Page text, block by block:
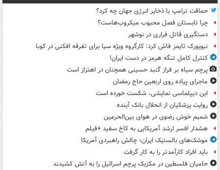
حماقت ترامپ با ذخایر انرژی جهان چه کرد؟
چرا تابستان فصل محبوب میکروب‌هاست؟
دستگیری قاتل فراری در نوشهر
نیویورک تایمز فاش کرد: کارگروه ویژه سیا برای تفرقه افکنی در کوبا
کنترل کامل تنگه هرمز در دست ایران!
پرچم سیاه بر فراز گنبد حسینی همچنان در اهتزاز است
ماجرای پیاده روی اربعین حاج رمضان
این دیپلماسی نمایشی، شکست خورده است
روایت پزشکیان از انحلال بانک آینده
شمیم خوش رضوی در هوای بین‌الحرمین
هشدار افسر ارشد آمریکایی به کاخ سفید +فیلم
موشک‌های بالستیک ایران؛ چالش راهبردی آمریکا
باید افراد کارآمدتر را به کار گرفت
حامیان فلسطین در مکزیک پرچم اسرائیل را به آتش کشیدند